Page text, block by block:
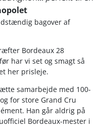
bagover af
Bordeaux 28
har vi set og smagt så
her prisleje.
samarbejde med 100-
for store Grand Cru
Han går aldrig på
Bordeaux-mester i